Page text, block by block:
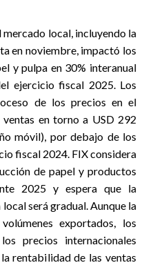
mercado local, incluyendo la
en noviembre, impactó los
y pulpa en 30% interanual
ejercicio fiscal 2025. Los
de los precios en el
en torno a USD 292
móvil), por debajo de los
fiscal 2024. FIX considera
de papel y productos
2025 y espera que la
será gradual. Aunque la
exportados, los
precios internacionales
rentabilidad de las ventas